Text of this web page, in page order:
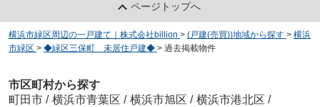
ページトップへ
横浜市緑区周辺の一戸建て｜株式会社billion > (戸建(売買))地域から探す > 横浜
市緑区 > ◆緑区三保町 未居住戸建◆ > 過去掲載物件
市区町村から探す
町田市 / 横浜市青葉区 / 横浜市旭区 / 横浜市港北区 /